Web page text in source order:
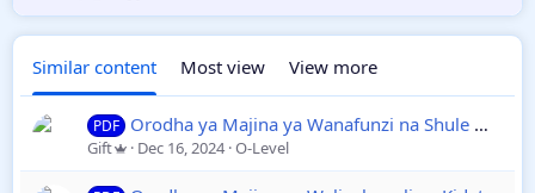
Similar content Most view View more
PDF Orodha ya Majina ya Wanafunzi na Shule Walizopangiwa Kidato cha Kwanza 2025 | Tamisemi Form One 2024
Gift Dec 16, 2024 O-Level